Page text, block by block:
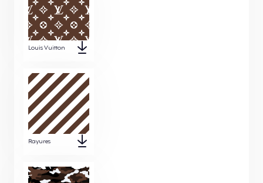
Louis Vuitton
Rayures